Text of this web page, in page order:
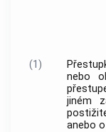
(1)
nebo
jiném
anebo o